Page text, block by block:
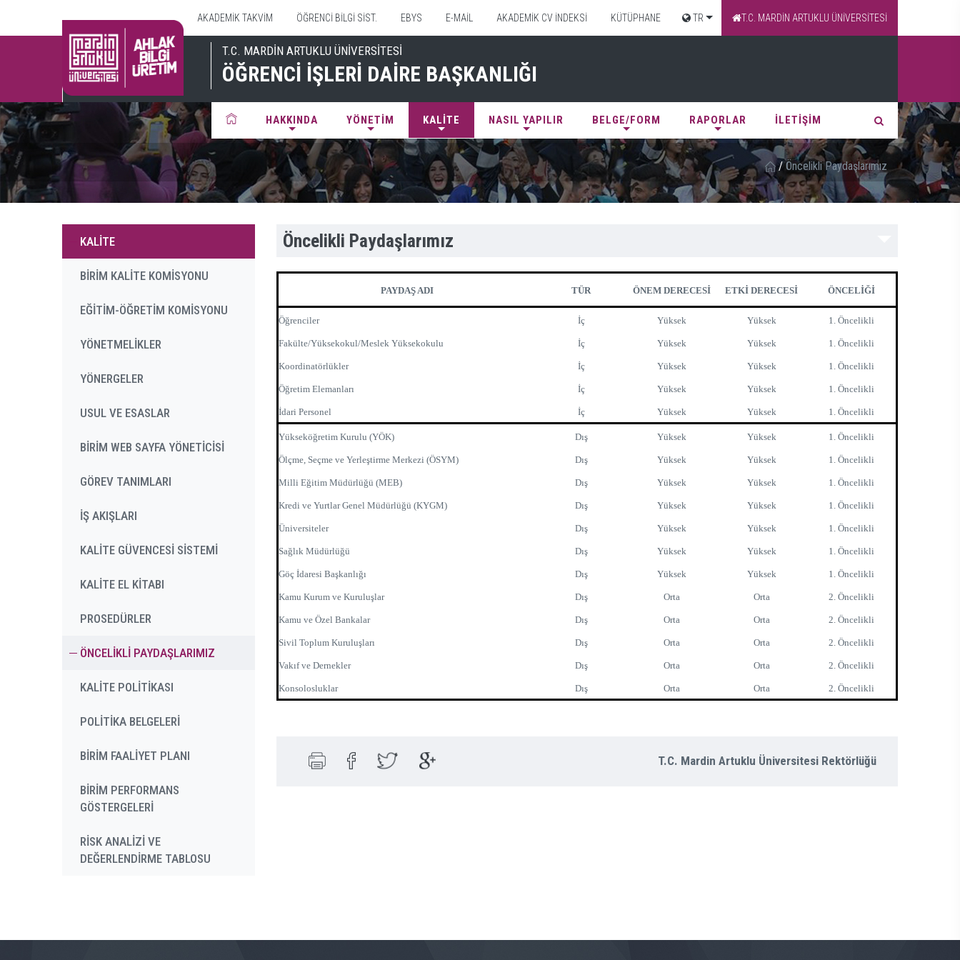
AKADEMİK TAKVİM ÖĞRENCİ BİLGİ SİST. EBYS E-MAİL AKADEMİK CV İNDEKSİ KÜTÜPHANE TR T.C. MARDİN ARTUKLU ÜNİVERSİTESİ
T.C. MARDİN ARTUKLU ÜNİVERSİTESİ
ÖĞRENCİ İŞLERİ DAİRE BAŞKANLIĞI
HAKKINDA YÖNETİM KALİTE NASIL YAPILIR BELGE/FORM RAPORLAR İLETİŞİM
/ Öncelikli Paydaşlarımız
KALİTE
BİRİM KALİTE KOMİSYONU
EĞİTİM-ÖĞRETİM KOMİSYONU
YÖNETMELİKLER
YÖNERGELER
USUL VE ESASLAR
BİRİM WEB SAYFA YÖNETİCİSİ
GÖREV TANIMLARI
İŞ AKIŞLARI
KALİTE GÜVENCESİ SİSTEMİ
KALİTE EL KİTABI
PROSEDÜRLER
ÖNCELİKLİ PAYDAŞLARIMIZ
KALİTE POLİTİKASI
POLİTİKA BELGELERİ
BİRİM FAALİYET PLANI
BİRİM PERFORMANS
GÖSTERGELERİ
RİSK ANALİZİ VE
DEĞERLENDİRME TABLOSU
Öncelikli Paydaşlarımız
PAYDAŞ ADI TÜR ÖNEM DERECESİ ETKİ DERECESİ ÖNCELİĞİ
Öğrenciler İç Yüksek Yüksek 1. Öncelikli
Fakülte/Yüksekokul/Meslek Yüksekokulu İç Yüksek Yüksek 1. Öncelikli
Koordinatörlükler İç Yüksek Yüksek 1. Öncelikli
Öğretim Elemanları İç Yüksek Yüksek 1. Öncelikli
İdari Personel İç Yüksek Yüksek 1. Öncelikli
Yükseköğretim Kurulu (YÖK) Dış Yüksek Yüksek 1. Öncelikli
Ölçme, Seçme ve Yerleştirme Merkezi (ÖSYM) Dış Yüksek Yüksek 1. Öncelikli
Milli Eğitim Müdürlüğü (MEB) Dış Yüksek Yüksek 1. Öncelikli
Kredi ve Yurtlar Genel Müdürlüğü (KYGM) Dış Yüksek Yüksek 1. Öncelikli
Üniversiteler Dış Yüksek Yüksek 1. Öncelikli
Sağlık Müdürlüğü Dış Yüksek Yüksek 1. Öncelikli
Göç İdaresi Başkanlığı Dış Yüksek Yüksek 1. Öncelikli
Kamu Kurum ve Kuruluşlar Dış Orta Orta 2. Öncelikli
Kamu ve Özel Bankalar Dış Orta Orta 2. Öncelikli
Sivil Toplum Kuruluşları Dış Orta Orta 2. Öncelikli
Vakıf ve Dernekler Dış Orta Orta 2. Öncelikli
Konsolosluklar Dış Orta Orta 2. Öncelikli
T.C. Mardin Artuklu Üniversitesi Rektörlüğü